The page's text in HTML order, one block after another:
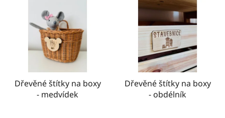
Dřevěné štítky na boxy
- medvídek
Dřevěné štítky na boxy
- obdélník